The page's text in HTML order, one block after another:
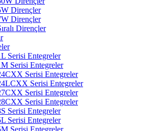
Dirençler
Dirençler
Dirençler
Serisi Entegreler
Serisi Entegreler
Serisi Entegreler
Serisi Entegreler
Serisi Entegreler
Serisi Entegreler
Serisi Entegreler
Serisi Entegreler
Serisi Entegreler